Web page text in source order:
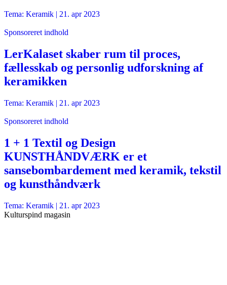
Tema: Keramik | 21. apr 2023
Sponsoreret indhold
LerKalaset skaber rum til proces,
fællesskab og personlig udforskning af
keramikken
Tema: Keramik | 21. apr 2023
Sponsoreret indhold
1 + 1 Textil og Design
KUNSTHÅNDVÆRK er et
sansebombardement med keramik, tekstil
og kunsthåndværk
Tema: Keramik | 21. apr 2023
Kulturspind magasin